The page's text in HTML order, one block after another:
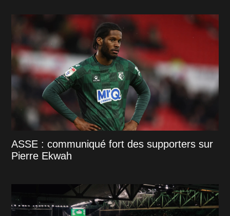
ASSE : communiqué fort des supporters sur
Pierre Ekwah